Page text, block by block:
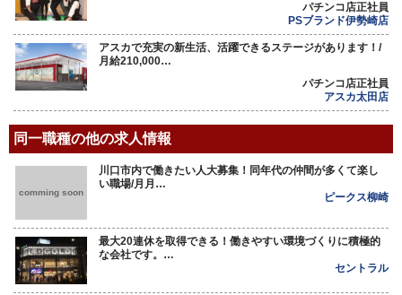
パチンコ店正社員
PSブランド伊勢崎店
アスカで充実の新生活、活躍できるステージがあります！/
月給210,000…
パチンコ店正社員
アスカ太田店
同一職種の他の求人情報
comming soon
川口市内で働きたい人大募集！同年代の仲間が多くて楽し
い職場/月月…
ピークス柳崎
最大20連休を取得できる！働きやすい環境づくりに積極的
な会社です。…
セントラル